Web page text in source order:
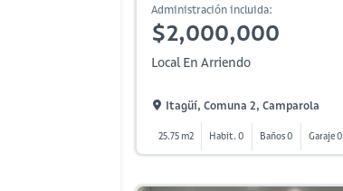
Administración incluida:
$2,000,000
Local En Arriendo
Itagüí, Comuna 2, Camparola
25.75 m2 Habit. 0 Baños 0 Garaje 0